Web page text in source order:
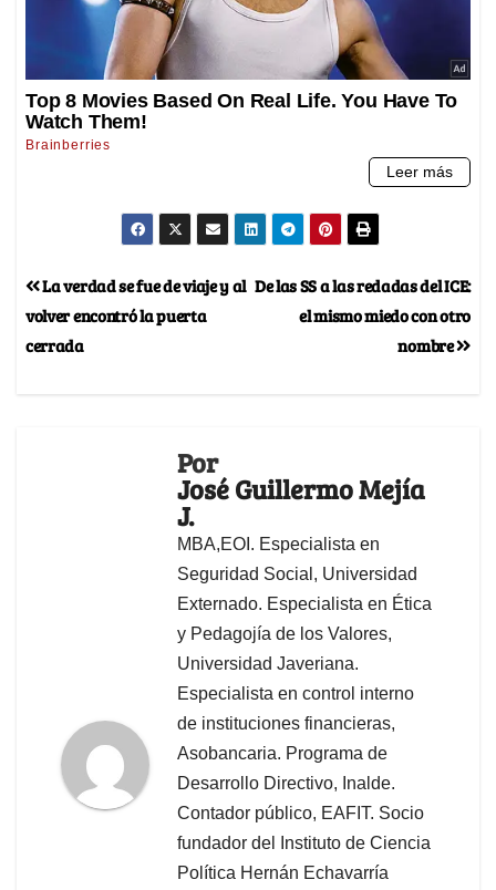
De las SS a las redadas del ICE:
el mismo miedo con otro
nombre
La verdad se fue de viaje y al
volver encontró la puerta
cerrada
Por
José Guillermo Mejía
J.
MBA,EOI. Especialista en
Seguridad Social, Universidad
Externado. Especialista en Ética
y Pedagojía de los Valores,
Universidad Javeriana.
Especialista en control interno
de instituciones financieras,
Asobancaria. Programa de
Desarrollo Directivo, Inalde.
Contador público, EAFIT. Socio
fundador del Instituto de Ciencia
Política Hernán Echavarría